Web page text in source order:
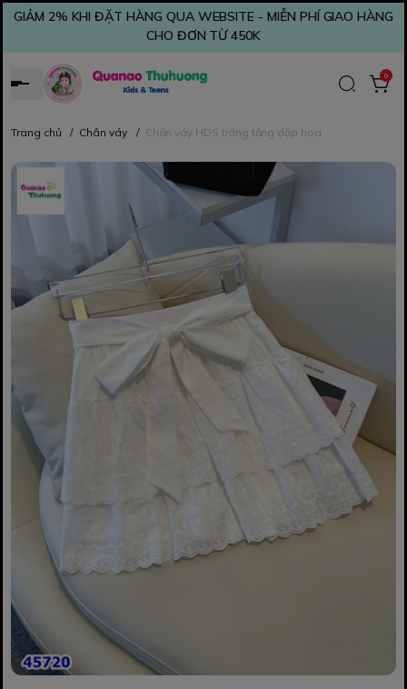
GIẢM 2% KHI ĐẶT HÀNG QUA WEBSITE - MIỄN PHÍ GIAO HÀNG
CHO ĐƠN TỪ 450K
0
Trang chủ / Chân váy / Chân váy HDS trắng tầng dập hoa